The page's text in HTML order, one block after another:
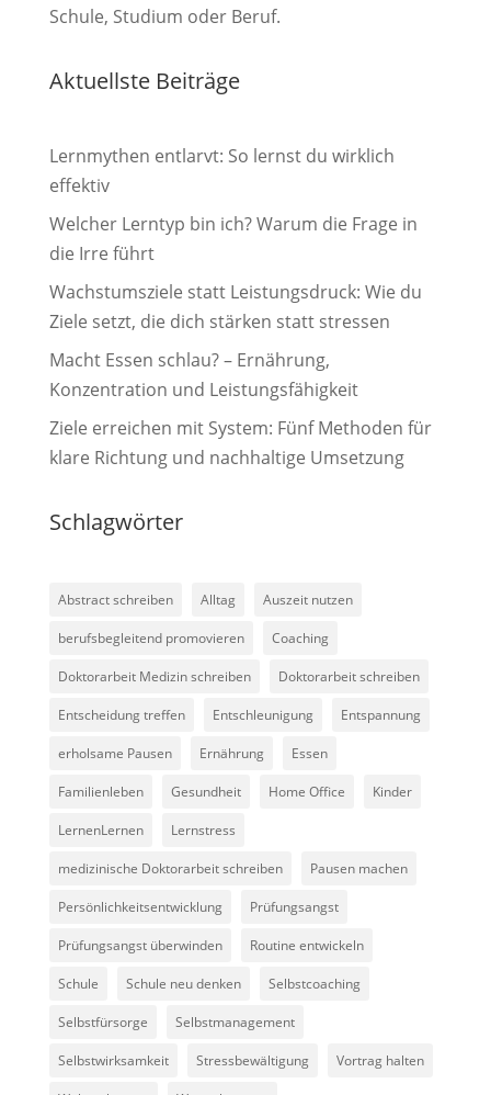
Schule, Studium oder Beruf.
Aktuellste Beiträge
Lernmythen entlarvt: So lernst du wirklich
effektiv
Welcher Lerntyp bin ich? Warum die Frage in
die Irre führt
Wachstumsziele statt Leistungsdruck: Wie du
Ziele setzt, die dich stärken statt stressen
Macht Essen schlau? – Ernährung,
Konzentration und Leistungsfähigkeit
Ziele erreichen mit System: Fünf Methoden für
klare Richtung und nachhaltige Umsetzung
Schlagwörter
Abstract schreiben Alltag Auszeit nutzen
berufsbegleitend promovieren Coaching
Doktorarbeit Medizin schreiben Doktorarbeit schreiben
Entscheidung treffen Entschleunigung Entspannung
erholsame Pausen Ernährung Essen
Familienleben Gesundheit Home Office Kinder
LernenLernen Lernstress
medizinische Doktorarbeit schreiben Pausen machen
Persönlichkeitsentwicklung Prüfungsangst
Prüfungsangst überwinden Routine entwickeln
Schule Schule neu denken Selbstcoaching
Selbstfürsorge Selbstmanagement
Selbstwirksamkeit Stressbewältigung Vortrag halten